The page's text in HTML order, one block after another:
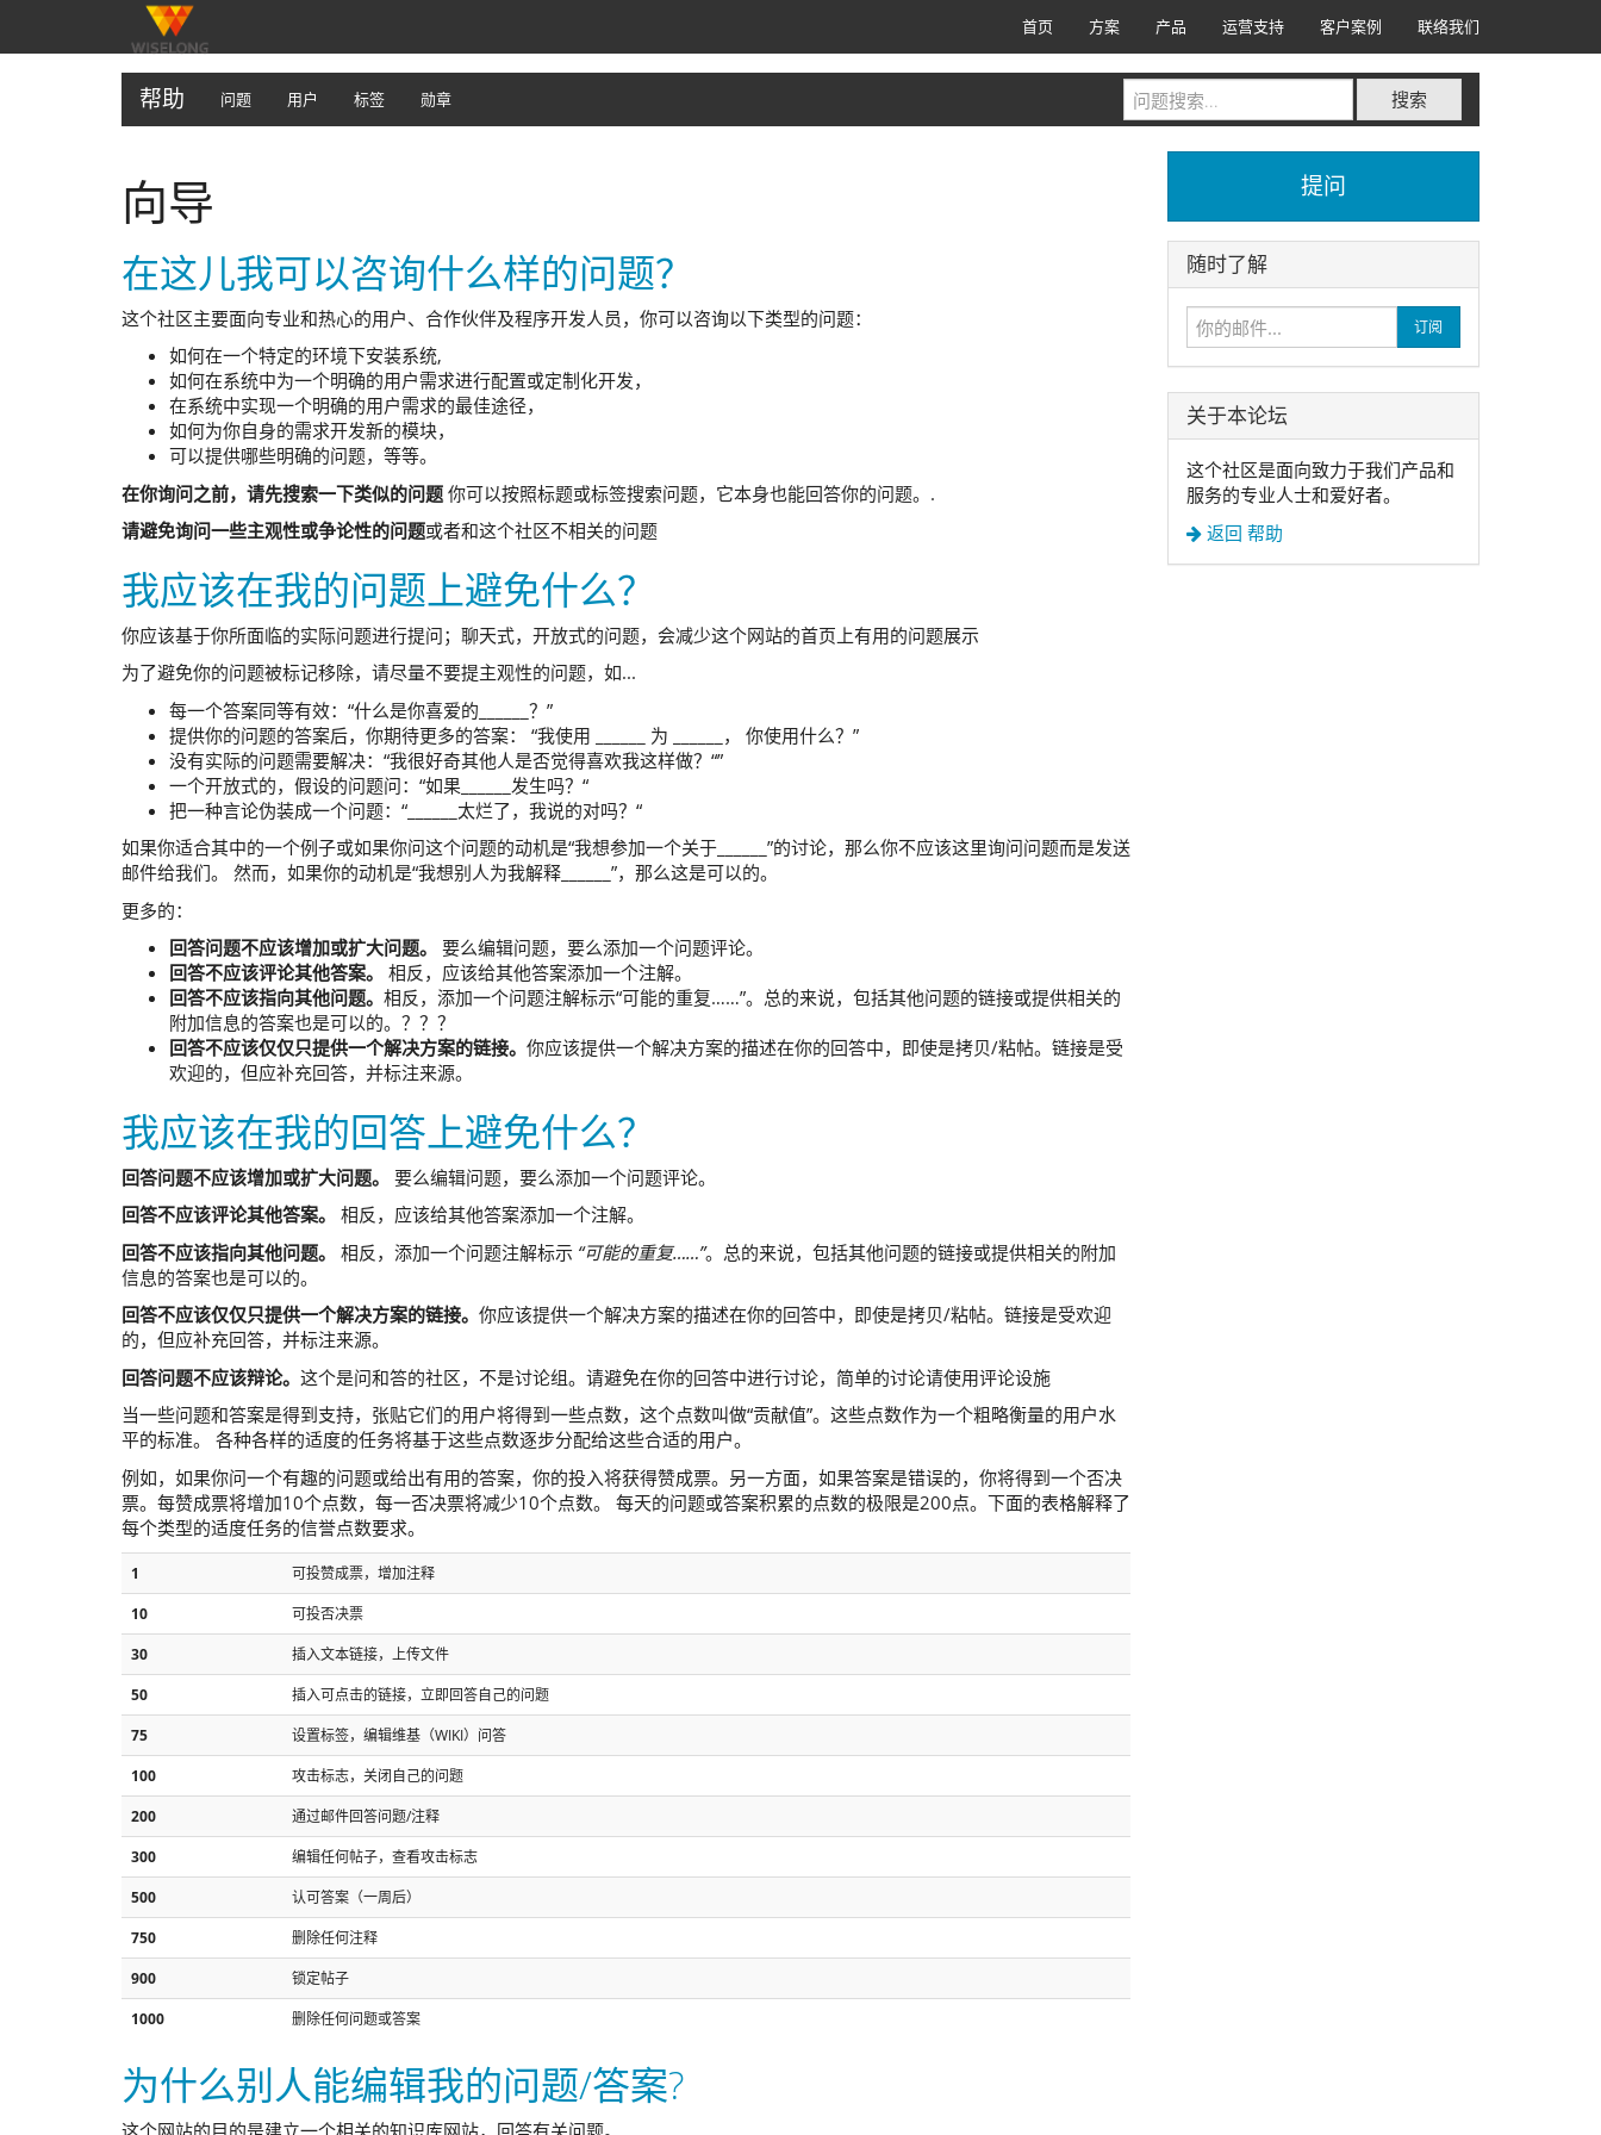
首页 方案 产品 运营支持 客户案例 联络我们
帮助 问题 用户 标签 勋章 搜索
向导
在这儿我可以咨询什么样的问题？
这个社区主要面向专业和热心的用户、合作伙伴及程序开发人员，你可以咨询以下类型的问题：
如何在一个特定的环境下安装系统,
如何在系统中为一个明确的用户需求进行配置或定制化开发，
在系统中实现一个明确的用户需求的最佳途径，
如何为你自身的需求开发新的模块，
可以提供哪些明确的问题，等等。
在你询问之前，请先搜索一下类似的问题 你可以按照标题或标签搜索问题，它本身也能回答你的问题。.
请避免询问一些主观性或争论性的问题或者和这个社区不相关的问题
我应该在我的问题上避免什么？
你应该基于你所面临的实际问题进行提问；聊天式，开放式的问题，会减少这个网站的首页上有用的问题展示
为了避免你的问题被标记移除，请尽量不要提主观性的问题，如...
每一个答案同等有效：“什么是你喜爱的______？”
提供你的问题的答案后，你期待更多的答案： “我使用 ______ 为 ______， 你使用什么？”
没有实际的问题需要解决：“我很好奇其他人是否觉得喜欢我这样做？“”
一个开放式的，假设的问题问：“如果______发生吗？“
把一种言论伪装成一个问题：“______太烂了，我说的对吗？“
如果你适合其中的一个例子或如果你问这个问题的动机是“我想参加一个关于______”的讨论，那么你不应该这里询问问题而是发送
邮件给我们。 然而，如果你的动机是“我想别人为我解释______”，那么这是可以的。
更多的：
回答问题不应该增加或扩大问题。
要么编辑问题，要么添加一个问题评论。
回答不应该评论其他答案。
相反，应该给其他答案添加一个注解。
回答不应该指向其他问题。 相反，添加一个问题注解标示“可能的重复……”。总的来说，包括其他问题的链接或提供相关的
附加信息的答案也是可以的。？？？
回答不应该仅仅只提供一个解决方案的链接。 你应该提供一个解决方案的描述在你的回答中，即使是拷贝/粘帖。链接是受
欢迎的，但应补充回答，并标注来源。
我应该在我的回答上避免什么？
回答问题不应该增加或扩大问题。
要么编辑问题，要么添加一个问题评论。
回答不应该评论其他答案。
相反，应该给其他答案添加一个注解。
回答不应该指向其他问题。
相反，添加一个问题注解标示 “可能的重复……”。总的来说，包括其他问题的链接或提供相关的附加
信息的答案也是可以的。
回答不应该仅仅只提供一个解决方案的链接。 你应该提供一个解决方案的描述在你的回答中，即使是拷贝/粘帖。链接是受欢迎
的，但应补充回答，并标注来源。
回答问题不应该辩论。 这个是问和答的社区，不是讨论组。请避免在你的回答中进行讨论，简单的讨论请使用评论设施
当一些问题和答案是得到支持，张贴它们的用户将得到一些点数，这个点数叫做“贡献值”。这些点数作为一个粗略衡量的用户水
平的标准。 各种各样的适度的任务将基于这些点数逐步分配给这些合适的用户。
例如，如果你问一个有趣的问题或给出有用的答案，你的投入将获得赞成票。另一方面，如果答案是错误的，你将得到一个否决
票。每赞成票将增加10个点数，每一否决票将减少10个点数。 每天的问题或答案积累的点数的极限是200点。下面的表格解释了
每个类型的适度任务的信誉点数要求。
1
可投赞成票，增加注释
10
可投否决票
30
插入文本链接，上传文件
50
插入可点击的链接，立即回答自己的问题
75
设置标签，编辑维基（WIKI）问答
100
攻击标志，关闭自己的问题
200
通过邮件回答问题/注释
300
编辑任何帖子，查看攻击标志
500
认可答案（一周后）
750
删除任何注释
900
锁定帖子
1000
删除任何问题或答案
为什么别人能编辑我的问题/答案?
这个网站的目的是建立一个相关的知识库网站，回答有关问题。
提问
随时了解
订阅
关于本论坛
这个社区是面向致力于我们产品和
服务的专业人士和爱好者。
返回 帮助